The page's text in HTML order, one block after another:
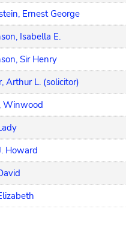
Ernest George
Isabella E.
Sir Henry
Arthur L. (solicitor)
Winwood
Howard